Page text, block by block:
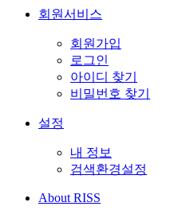
회원서비스
회원가입
로그인
아이디 찾기
비밀번호 찾기
설정
내 정보
검색환경설정
About RISS